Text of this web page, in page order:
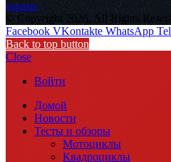
данных
© Copyright 2026, All Rights
Facebook VKontakte WhatsApp
Back to top button
Close
Войти
Домой
Новости
Тесты и обзоры
Мотоциклы
Квадроциклы